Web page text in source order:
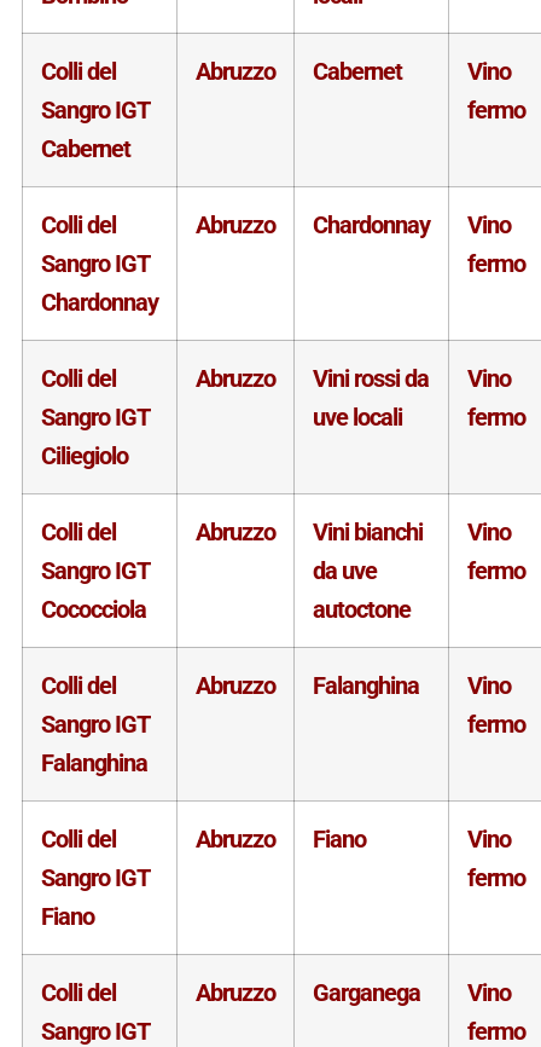
Colli del
Sangro IGT
Cabernet
Abruzzo Cabernet
Vino
fermo
Colli del
Sangro IGT
Chardonnay
Abruzzo Chardonnay
Vino
fermo
Colli del
Sangro IGT
Ciliegiolo
Abruzzo
Vini rossi da
uve locali
Vino
fermo
Colli del
Sangro IGT
Cococciola
Abruzzo
Vini bianchi
da uve
autoctone
Vino
fermo
Colli del
Sangro IGT
Falanghina
Abruzzo Falanghina
Vino
fermo
Colli del
Sangro IGT
Fiano
Abruzzo Fiano
Vino
fermo
Colli del
Sangro IGT
Abruzzo Garganega
Vino
fermo